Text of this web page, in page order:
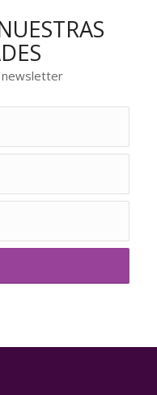
newsletter